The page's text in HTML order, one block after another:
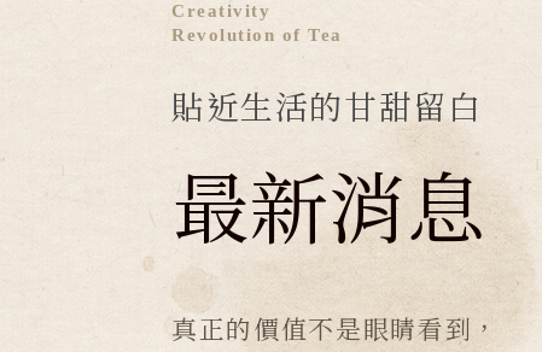
Creativity
Revolution of Tea
貼近生活的甘甜留白
最新消息
真正的價值不是眼睛看到，